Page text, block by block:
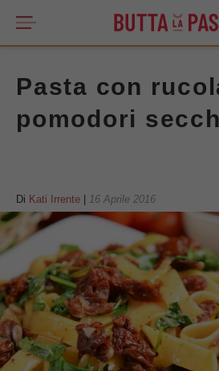
Pasta con
pomodori
Di Kati Irrente 16 Aprile 2016